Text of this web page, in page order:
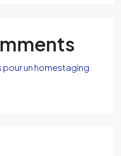
pour un homestaging